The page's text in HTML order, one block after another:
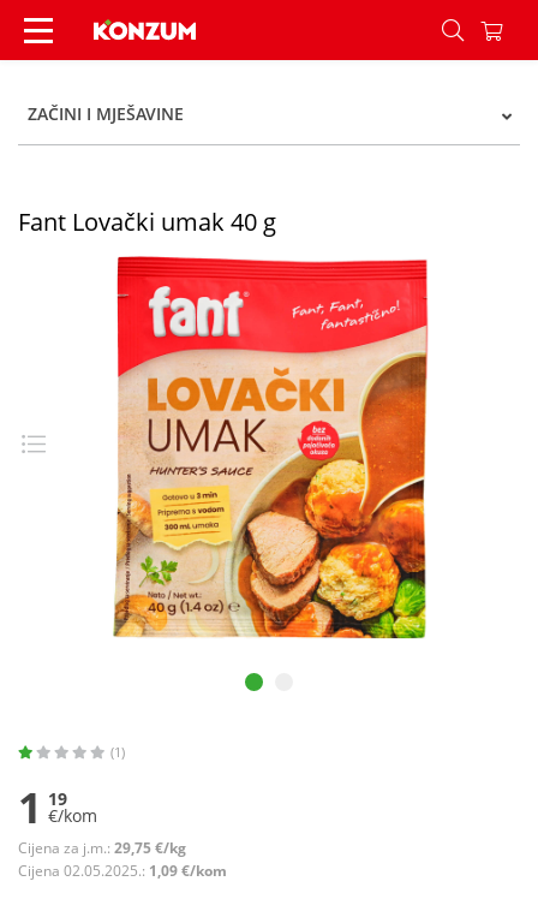
Fant Lovački umak 40 g - Konzum
ZAČINI I MJEŠAVINE
Fant Lovački umak 40 g
(1)
1 19
€/kom
Cijena za j.m.: 29,75 €/kg
Cijena 02.05.2025.: 1,09 €/kom